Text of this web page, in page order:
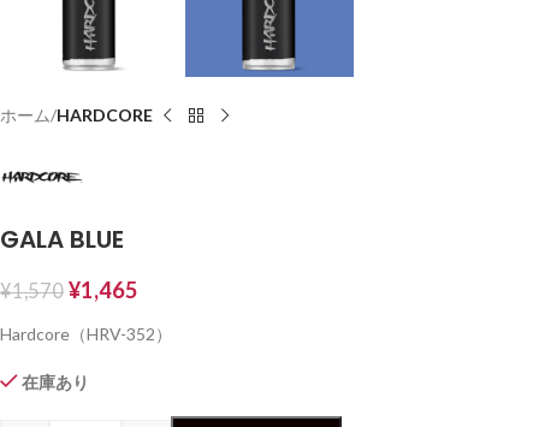
ホーム HARDCORE
GALA BLUE
¥1,570 ¥1,465
Hardcore（HRV-352）
在庫あり